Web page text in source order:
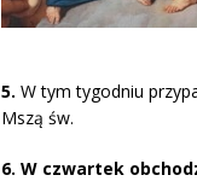
5. W tym tygodniu
Mszą św.
6. W czwartek